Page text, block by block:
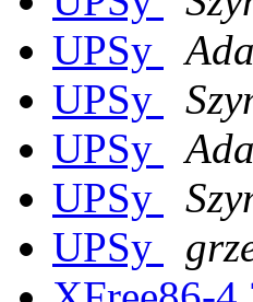
UPSy
UPSy
UPSy
UPSy
UPSy